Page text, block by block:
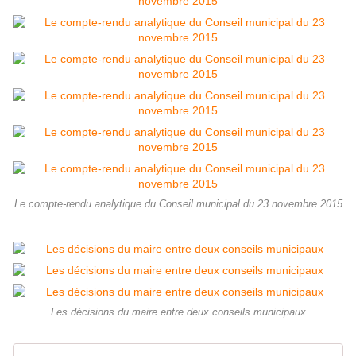
Le compte-rendu analytique du Conseil municipal du 23 novembre 2015
Les décisions du maire entre deux conseils municipaux